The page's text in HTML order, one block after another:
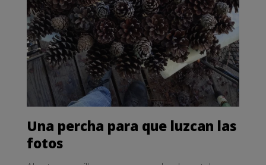
Una percha para que luzcan las
fotos